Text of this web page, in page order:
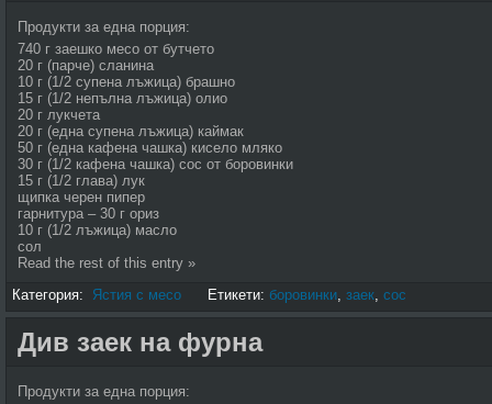
Продукти за една порция:
740 г заешко месо от бутчето
20 г (парче) сланина
10 г (1/2 супена лъжица) брашно
15 г (1/2 непълна лъжица) олио
20 г лукчета
20 г (една супена лъжица) каймак
50 г (една кафена чашка) кисело мляко
30 г (1/2 кафена чашка) сос от боровинки
15 г (1/2 глава) лук
щипка черен пипер
гарнитура – 30 г ориз
10 г (1/2 лъ­жица) масло
сол
Read the rest of this entry »
Категория: Ястия с месо Етикети: боровинки, заек, сос
Див заек на фурна
Продукти за една порция: